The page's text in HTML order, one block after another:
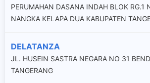
PERUMAHAN DASANA INDAH BLOK RG.1
NANGKA KELAPA DUA KABUPATEN
DELATANZA
JL. HUSEIN SASTRA NEGARA NO 31
TANGERANG